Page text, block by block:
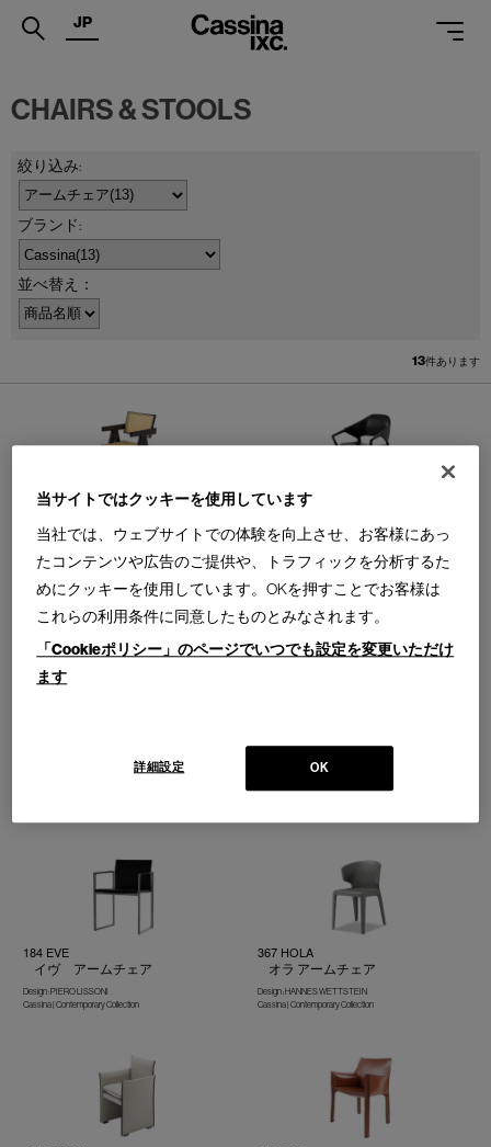
.
SERVICES
PROJECTS
MAGAZINE
SUPPORT
PROFESSIONAL
ONLINE STORE
JP
CHAIRS & STOOLS
並べ替え：
13件あります
051 CAPITOL COMPLEX OFFICE
キャピトル コンプレックス オ
フィス チェア アームチェア
Design : CRS CASSINA HOMMAGE Á PIERRE
JEANNERET
Cassina | Contemporary Collection
133 ICO
イコ アームチェア
Design : ORA ITO
Cassina | Contemporary Collection
140 COTONE SLIM
コトーネスリム チェア
Design : RONAN & ERWAN BOUROULLEC
184 EVE
イヴ アームチェア
Design : PIERO LISSONI
Cassina | Contemporary Collection
367 HOLA
オラ アームチェア
Design : HANNES WETTSTEIN
Cassina | Contemporary Collection
当サイトではクッキーを使用しています
当社では、ウェブサイトでの体験を向上させ、お客様にあっ
たコンテンツや広告のご提供や、トラフィックを分析するた
めにクッキーを使用しています。OKを押すことでお客様は
これらの利用条件に同意したものとみなされます。
「Cookieポリシー」のページでいつでも設定を変更いただけ
ます
OK
詳細設定